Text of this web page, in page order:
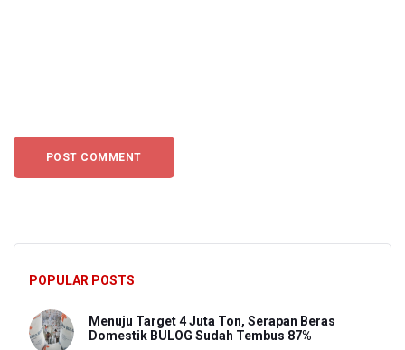
POPULAR POSTS
Menuju Target 4 Juta Ton, Serapan Beras
Domestik BULOG Sudah Tembus 87%